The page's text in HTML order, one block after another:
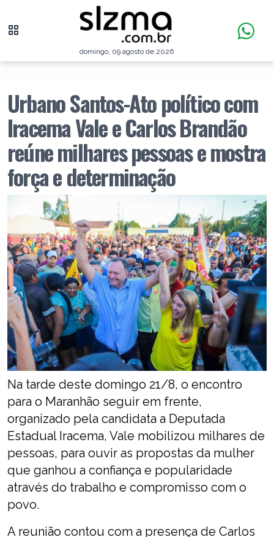
domingo, 09 agosto de 2026
Urbano Santos-Ato político com
Iracema Vale e Carlos Brandão
reúne milhares pessoas e mostra
força e determinação
Na tarde deste domingo 21/8, o encontro
para o Maranhão seguir em frente,
organizado pela candidata a Deputada
Estadual Iracema, Vale mobilizou milhares de
pessoas, para ouvir as propostas da mulher
que ganhou a confiança e popularidade
através do trabalho e compromisso com o
povo.
A reunião contou com a presença de Carlos